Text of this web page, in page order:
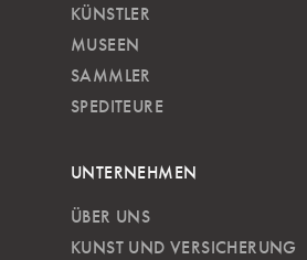
KÜNSTLER
MUSEEN
SAMMLER
SPEDITEURE
UNTERNEHMEN
ÜBER UNS
KUNST UND VERSICHERUNG